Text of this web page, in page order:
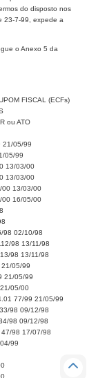
do disposto nos
23-7-99, expede a
o Anexo 5 da
FISCAL (ECFs)
ou ATO
21/05/99
05/99
13/03/00
13/03/00
00 13/03/00
00 16/05/00
98 02/10/98
98 13/11/98
98 13/11/98
21/05/99
21/05/99
05/00
77/99 21/05/99
98 09/12/98
98 09/12/98
47/98 17/07/98
99